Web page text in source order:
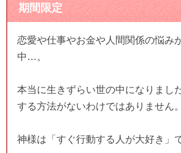
期間限定
恋愛や仕事やお金や人間関係の悩み
中…。
本当に生きずらい世の中になりまし
する方法がないわけではありません。
神様は「すぐ行動する人が大好き」